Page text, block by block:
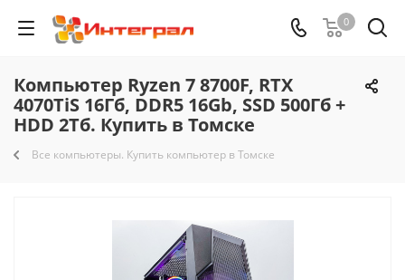
0
Компьютер Ryzen 7 8700F, RTX
4070TiS 16Гб, DDR5 16Gb, SSD 500Гб +
HDD 2Тб. Купить в Томске
Все компьютеры. Купить компьютер в Томске